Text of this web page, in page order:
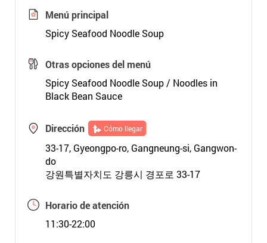
Menú principal
Spicy Seafood Noodle Soup
Otras opciones del menú
Spicy Seafood Noodle Soup / Noodles in
Black Bean Sauce
Dirección Cómo llegar
33-17, Gyeongpo-ro, Gangneung-si, Gangwon-
do
강원특별자치도 강릉시 경포로 33-17
Horario de atención
11:30-22:00